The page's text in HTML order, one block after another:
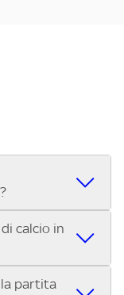
a te per
C Sky Wifi, la
League, la UEFA
la MotoGP™ e
calcio in
le partite
la partita